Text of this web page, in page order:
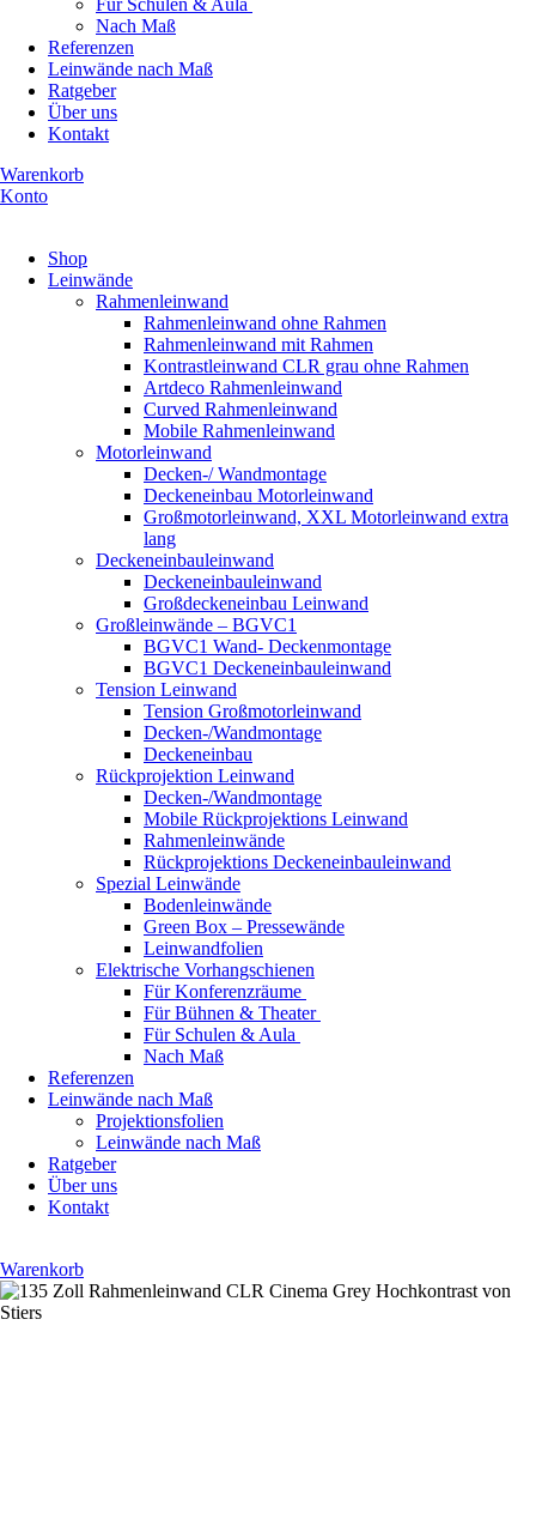
Für Schulen & Aula
Nach Maß
Referenzen
Leinwände nach Maß
Ratgeber
Über uns
Kontakt
Warenkorb
Konto
Shop
Leinwände
Rahmenleinwand
Rahmenleinwand ohne Rahmen
Rahmenleinwand mit Rahmen
Kontrastleinwand CLR grau ohne Rahmen
Artdeco Rahmenleinwand
Curved Rahmenleinwand
Mobile Rahmenleinwand
Motorleinwand
Decken-/ Wandmontage
Deckeneinbau Motorleinwand
Großmotorleinwand, XXL Motorleinwand extra
lang
Deckeneinbauleinwand
Deckeneinbauleinwand
Großdeckeneinbau Leinwand
Großleinwände – BGVC1
BGVC1 Wand- Deckenmontage
BGVC1 Deckeneinbauleinwand
Tension Leinwand
Tension Großmotorleinwand
Decken-/Wandmontage
Deckeneinbau
Rückprojektion Leinwand
Decken-/Wandmontage
Mobile Rückprojektions Leinwand
Rahmenleinwände
Rückprojektions Deckeneinbauleinwand
Spezial Leinwände
Bodenleinwände
Green Box – Pressewände
Leinwandfolien
Elektrische Vorhangschienen
Für Konferenzräume
Für Bühnen & Theater
Für Schulen & Aula
Nach Maß
Referenzen
Leinwände nach Maß
Projektionsfolien
Leinwände nach Maß
Ratgeber
Über uns
Kontakt
Warenkorb